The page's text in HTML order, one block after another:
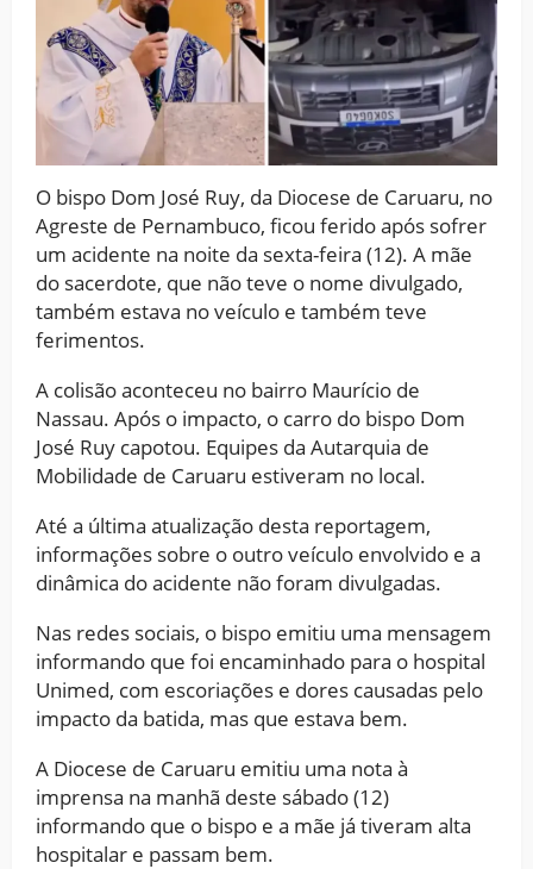
O bispo Dom José Ruy, da Diocese de Caruaru, no
Agreste de Pernambuco, ficou ferido após sofrer
um acidente na noite da sexta-feira (12). A mãe
do sacerdote, que não teve o nome divulgado,
também estava no veículo e também teve
ferimentos.
A colisão aconteceu no bairro Maurício de
Nassau. Após o impacto, o carro do bispo Dom
José Ruy capotou. Equipes da Autarquia de
Mobilidade de Caruaru estiveram no local.
Até a última atualização desta reportagem,
informações sobre o outro veículo envolvido e a
dinâmica do acidente não foram divulgadas.
Nas redes sociais, o bispo emitiu uma mensagem
informando que foi encaminhado para o hospital
Unimed, com escoriações e dores causadas pelo
impacto da batida, mas que estava bem.
A Diocese de Caruaru emitiu uma nota à
imprensa na manhã deste sábado (12)
informando que o bispo e a mãe já tiveram alta
hospitalar e passam bem.